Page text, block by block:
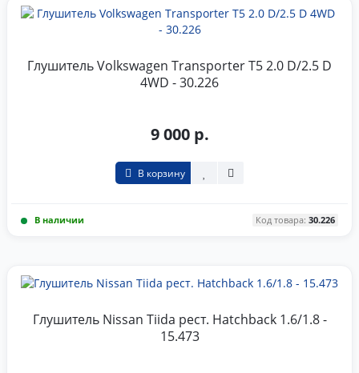
Глушитель Volkswagen Transporter T5 2.0 D/2.5 D
4WD - 30.226
9 000 р.
В корзину
В наличии Код товара: 30.226
Глушитель Nissan Tiida рест. Hatchback 1.6/1.8 -
15.473